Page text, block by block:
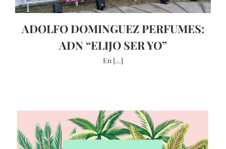
ADOLFO DOMINGUEZ PERFUMES:
ADN “ELIJO SER YO”
En [...]